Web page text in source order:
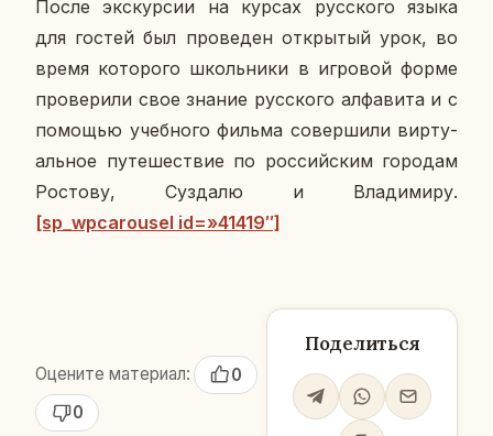
После экс­кур­сии на курсах рус­ско­го языка
для гостей был про­ве­ден от­кры­тый урок, во
время ко­то­ро­го школь­ни­ки в иг­ро­вой форме
про­ве­ри­ли свое знание рус­ско­го ал­фа­ви­та и с
по­мо­щью учеб­но­го фильма со­вер­ши­ли вир­ту­
аль­ное пу­те­ше­ствие по рос­сий­ским го­ро­дам
Ро­сто­ву, Суз­да­лю и Вла­ди­ми­ру.
[sp_wpcarousel id=»41419″]
Оцените материал:
0
0
Поделиться